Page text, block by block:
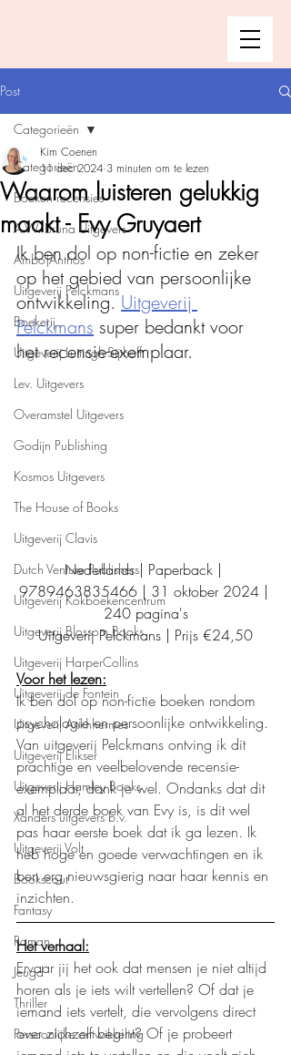
Post
Categorieën
Boeken recensies
A.W. Bruna Uitgevers
Ambo|Anthos
Uitgeverij Pelckmans
Boekerij
Uitgeverij Luitingh-Sijthoff
Lev. Uitgevers
Overamstel Uitgevers
Godijn Publishing
Kosmos Uitgevers
The House of Books
Uitgeverij Clavis
Dutch Venture Publishers
Uitgeverij Kokboekencentrum
Uitgeverij Blossom Books
Uitgeverij HarperCollins
Uitgeverij de Fontein
Uitgeverij Ankhhermes
Uitgeverij Elikser
Uitgeverij Hamley Books
Xanders uitgevers b.v.
Uitgeverij Volt
Bookscout
Fantasy
Roman
Jeugd
Thriller
Persoonlijke ontwikkeling
Categorieën
Waarom luisteren gelukkig
maakt - Evy Gruyaert
Kim Coenen
11 dec 2024 3 minuten om te lezen
Ik ben dol op non-fictie en zeker
op het gebied van persoonlijke
ontwikkeling. Uitgeverij
Pelckmans super bedankt voor
het recensie-exemplaar.
Nederlands | Paperback |
9789463835466 | 31 oktober 2024 |
240 pagina's
Uitgeverij Pelckmans | Prijs €24,50
Voor het lezen:
Ik ben dol op non-fictie boeken rondom
psychologie en persoonlijke ontwikkeling.
Van uitgeverij Pelckmans ontving ik dit
prachtige en veelbelovende recensie-
exemplaar, dank je wel. Ondanks dat dit
al het derde boek van Evy is, is dit wel
pas haar eerste boek dat ik ga lezen. Ik
heb hoge en goede verwachtingen en ik
ben erg nieuwsgierig naar haar kennis en
inzichten.
Het verhaal:
Ervaar jij het ook dat mensen je niet altijd
horen als je iets wilt vertellen? Of dat je
iemand iets vertelt, die vervolgens direct
over zichzelf begint? Of je probeert